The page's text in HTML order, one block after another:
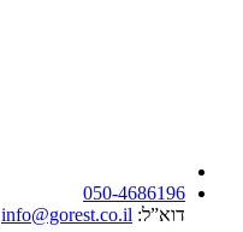
050-4686196
דוא”ל: info@gorest.co.il